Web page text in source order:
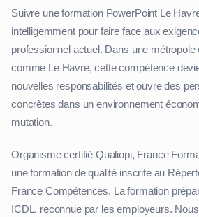
Suivre une formation PowerPoint Le
intelligemment pour faire face aux
professionnel actuel. Dans une
comme Le Havre, cette compétence
nouvelles responsabilités et ouvre des
concrètes dans un environnement
mutation.
Organisme certifié Qualiopi, France
une formation de qualité inscrite au
France Compétences. La formation
ICDL, reconnue par les employeurs.